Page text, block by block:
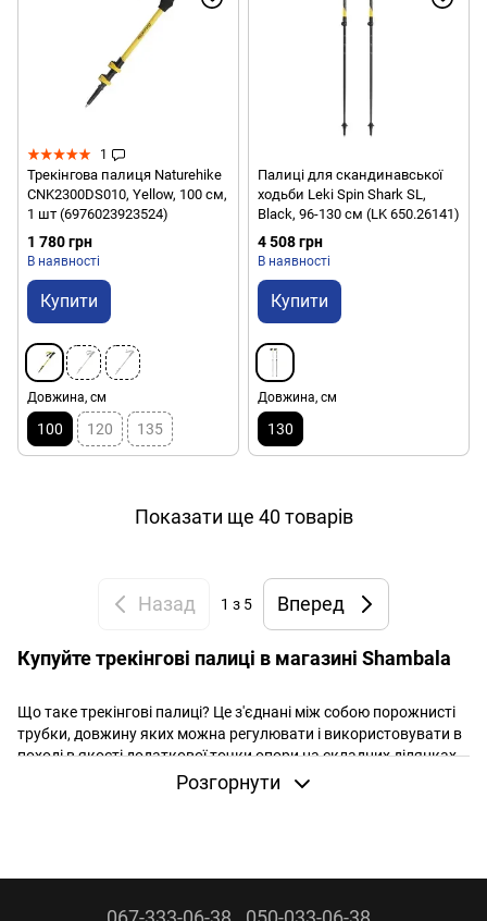
1
Трекінгова палиця Naturehike
CNK2300DS010, Yellow, 100 см,
1 шт (6976023923524)
1 780 грн
В наявності
Купити
Довжина, см
100 120 135
Палиці для скандинавської
ходьби Leki Spin Shark SL,
Black, 96-130 см (LK 650.26141)
4 508 грн
В наявності
Купити
Довжина, см
130
Показати ще 40 товарів
Назад 1 з 5 Вперед
Купуйте трекінгові палиці в магазині Shambala
Що таке трекінгові палиці? Це з'єднані між собою порожнисті
трубки, довжину яких можна регулювати і використовувати в
поході в якості додаткової точки опори на складних ділянках.
Трекінгові палиці – корисний аксесуар в житті туриста, вони
дозволяють менше втомлюватися на маршруті і отримувати
Розгорнути